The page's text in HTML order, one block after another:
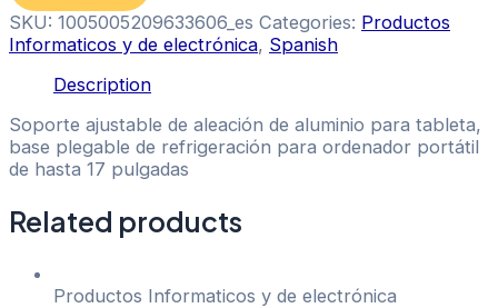
SKU: 1005005209633606_es Categories: Productos
Informaticos y de electrónica, Spanish
Description
Soporte ajustable de aleación de aluminio para tableta,
base plegable de refrigeración para ordenador portátil
de hasta 17 pulgadas
Related products
Productos Informaticos y de electrónica